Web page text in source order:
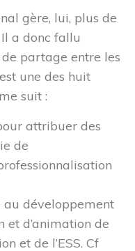
gère, lui, plus de
a donc fallu
partage entre les
une des huit
suit :
attribuer des
de
au développement
et d’animation de
et de l’ESS. Cf